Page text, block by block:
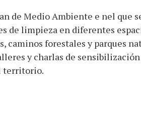
de Medio Ambiente e nel que
de limpieza en diferentes
caminos forestales y parques
y charlas de
territorio.